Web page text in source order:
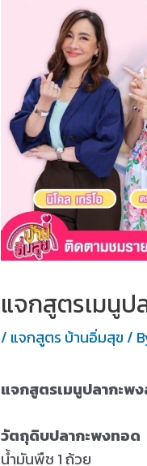
แจกสูตรเมนูป
/ แจกสูตร บ้านอิ่มสุข /
แจกสูตรเมนูปลากะพ
วัตถุดิบปลากะพงทอด
น้ำมันพืช 1 ถ้วย